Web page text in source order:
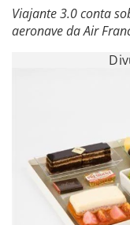
Viajante 3.0 conta
aeronave da Air